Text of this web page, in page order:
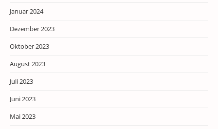
Januar 2024
Dezember 2023
Oktober 2023
August 2023
Juli 2023
Juni 2023
Mai 2023